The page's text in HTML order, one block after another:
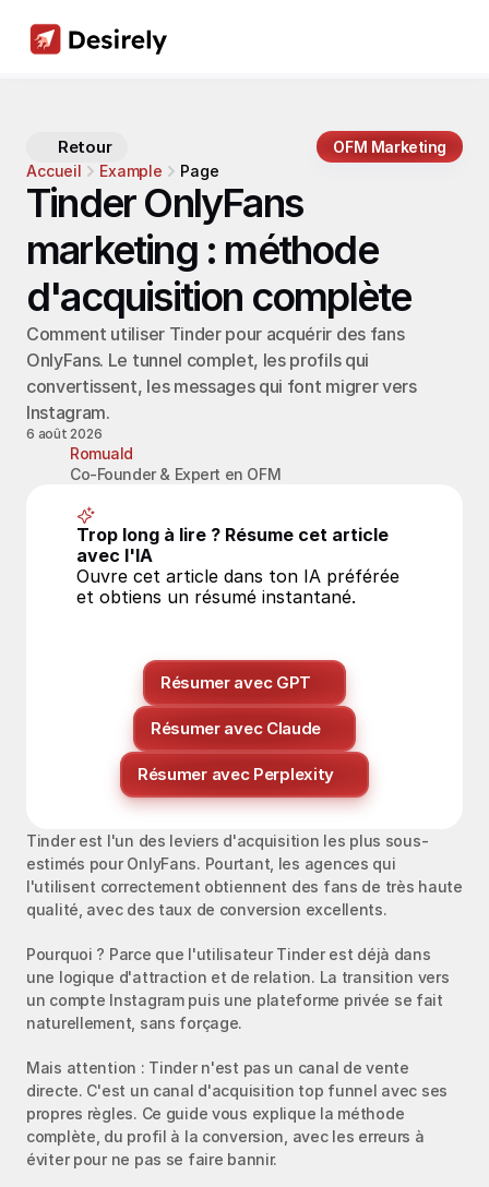
Retour
OFM Marketing
Accueil
Example Page
Tinder OnlyFans
marketing : méthode
d'acquisition complète
Comment utiliser Tinder pour acquérir des fans
OnlyFans. Le tunnel complet, les profils qui
convertissent, les messages qui font migrer vers
Instagram.
6 août 2026
Romuald
Co-Founder & Expert en OFM
Trop long à lire ? Résume cet article
avec l'IA
Ouvre cet article dans ton IA préférée
et obtiens un résumé instantané.
Résumer avec GPT
Résumer avec Claude
Résumer avec Perplexity
Tinder est l'un des leviers d'acquisition les plus sous-
estimés pour OnlyFans. Pourtant, les agences qui
l'utilisent correctement obtiennent des fans de très haute
qualité, avec des taux de conversion excellents.
Pourquoi ? Parce que l'utilisateur Tinder est déjà dans
une logique d'attraction et de relation. La transition vers
un compte Instagram puis une plateforme privée se fait
naturellement, sans forçage.
Mais attention : Tinder n'est pas un canal de vente
directe. C'est un canal d'acquisition top funnel avec ses
propres règles. Ce guide vous explique la méthode
complète, du profil à la conversion, avec les erreurs à
éviter pour ne pas se faire bannir.